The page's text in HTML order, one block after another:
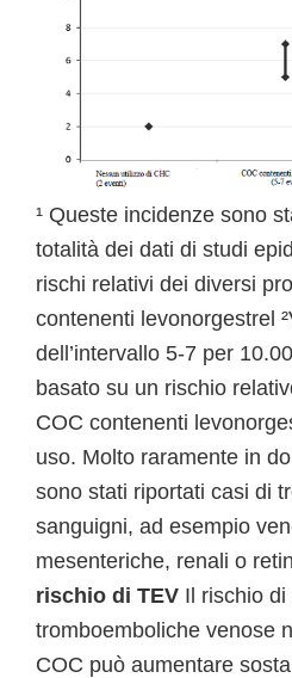
¹ Queste incidenze sono
totalità dei dati di studi
rischi relativi dei diversi
contenenti levonorgestrel
dell’intervallo 5-7 per
basato su un rischio
COC contenenti
uso. Molto raramente in
sono stati riportati casi di
sanguigni, ad esempio
mesenteriche, renali o
rischio di TEV Il rischio
tromboemboliche venose
COC può aumentare